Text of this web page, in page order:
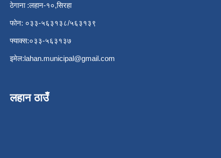
ठेगाना :लहान-१०,सिरहा
फोन: ०३३-५६३१३८/५६३१३९
फ्याक्स:०३३-५६३१३७
इमेल:lahan.municipal@gmail.com
लहान ठाउँ